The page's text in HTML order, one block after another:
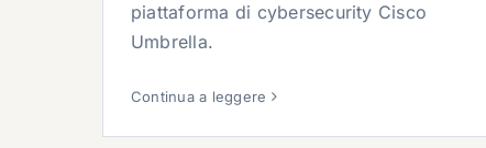
piattaforma di cybersecurity Cisco
Umbrella.
Continua a leggere